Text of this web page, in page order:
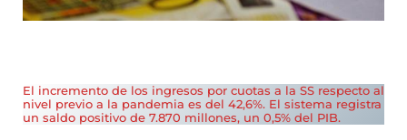
El incremento de los ingresos por cuotas a la SS respecto al
nivel previo a la pandemia es del 42,6%. El sistema registra
un saldo positivo de 7.870 millones, un 0,5% del PIB.